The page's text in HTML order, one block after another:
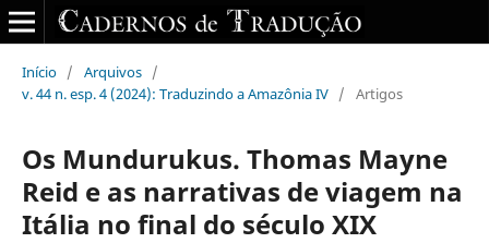
Início / Arquivos /
v. 44 n. esp. 4 (2024): Traduzindo a Amazônia IV / Artigos
Os Mundurukus. Thomas Mayne
Reid e as narrativas de viagem na
Itália no final do século XIX